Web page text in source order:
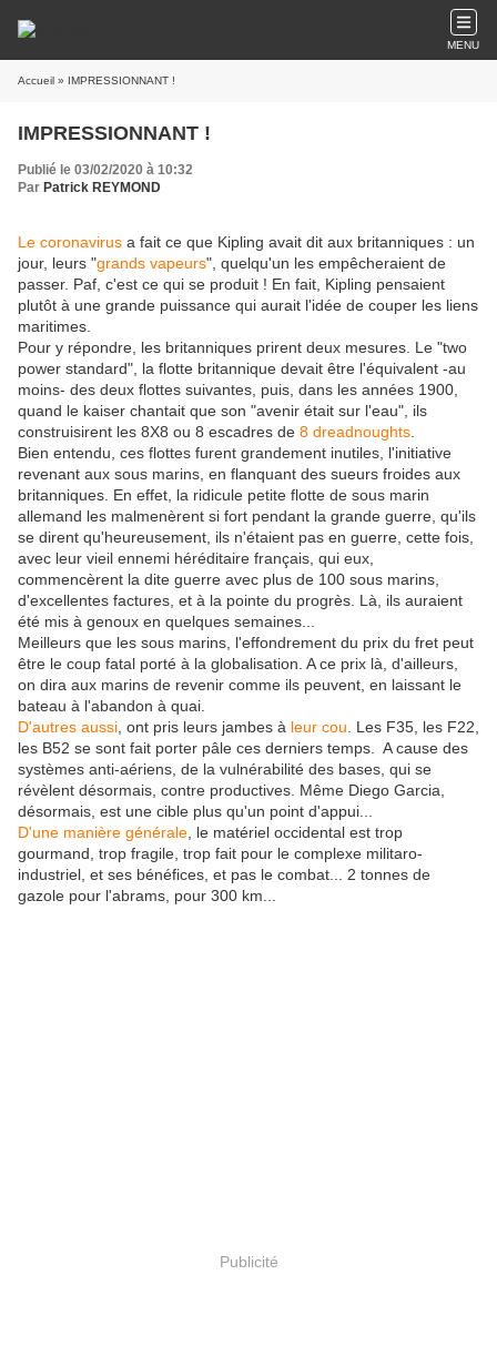
MENU
Accueil » IMPRESSIONNANT !
IMPRESSIONNANT !
Publié le 03/02/2020 à 10:32
Par Patrick REYMOND
Le coronavirus a fait ce que Kipling avait dit aux britanniques : un
jour, leurs "grands vapeurs", quelqu'un les empêcheraient de
passer. Paf, c'est ce qui se produit ! En fait, Kipling pensaient
plutôt à une grande puissance qui aurait l'idée de couper les liens
maritimes.
Pour y répondre, les britanniques prirent deux mesures. Le "two
power standard", la flotte britannique devait être l'équivalent -au
moins- des deux flottes suivantes, puis, dans les années 1900,
quand le kaiser chantait que son "avenir était sur l'eau", ils
construisirent les 8X8 ou 8 escadres de 8 dreadnoughts
Bien entendu, ces flottes furent grandement inutiles, l'initiative
revenant aux sous marins, en flanquant des sueurs froides aux
britanniques. En effet, la ridicule petite flotte de sous marin
allemand les malmenèrent si fort pendant la grande guerre, qu'ils
se dirent qu'heureusement, ils n'étaient pas en guerre, cette fois,
avec leur vieil ennemi héréditaire français, qui eux,
commencèrent la dite guerre avec plus de 100 sous marins,
d'excellentes factures, et à la pointe du progrès. Là, ils auraient
été mis à genoux en quelques semaines...
Meilleurs que les sous marins, l'effondrement du prix du fret peut
être le coup fatal porté à la globalisation. A ce prix là, d'ailleurs,
on dira aux marins de revenir comme ils peuvent, en laissant le
bateau à l'abandon à quai.
D'autres aussi , ont pris leurs jambes à leur cou . Les F35, les F22,
les B52 se sont fait porter pâle ces derniers temps. A cause des
systèmes anti-aériens, de la vulnérabilité des bases, qui se
révèlent désormais, contre productives. Même Diego Garcia,
désormais, est une cible plus qu'un point d'appui...
D'une manière générale , le matériel occidental est trop
gourmand, trop fragile, trop fait pour le complexe militaro-
industriel, et ses bénéfices, et pas le combat... 2 tonnes de
gazole pour l'abrams, pour 300 km...
Publicité